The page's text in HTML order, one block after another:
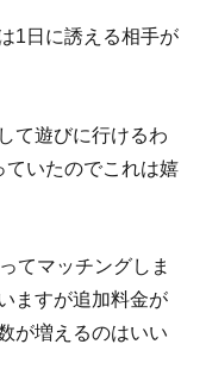
1日に誘える相手が
て遊びに行けるわ
ていたのでこれは嬉
てマッチングしま
ますが追加料金が
が増えるのはいい